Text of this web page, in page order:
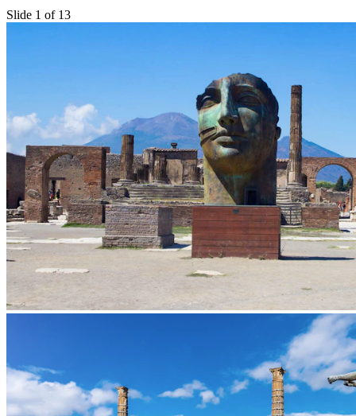
Slide 1 of 13